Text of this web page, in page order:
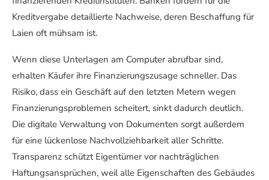
Kreditvergabe detaillierte Nachweise, deren Beschaffung für
Laien oft mühsam ist.
Wenn diese Unterlagen am Computer abrufbar sind,
erhalten Käufer ihre Finanzierungszusage schneller. Das
Risiko, dass ein Geschäft auf den letzten Metern wegen
Finanzierungsproblemen scheitert, sinkt dadurch deutlich.
Die digitale Verwaltung von Dokumenten sorgt außerdem
für eine lückenlose Nachvollziehbarkeit aller Schritte.
Transparenz schützt Eigentümer vor nachträglichen
Haftungsansprüchen, weil alle Eigenschaften des Gebäudes